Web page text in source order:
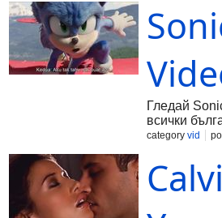
Гледай
всички
category vid